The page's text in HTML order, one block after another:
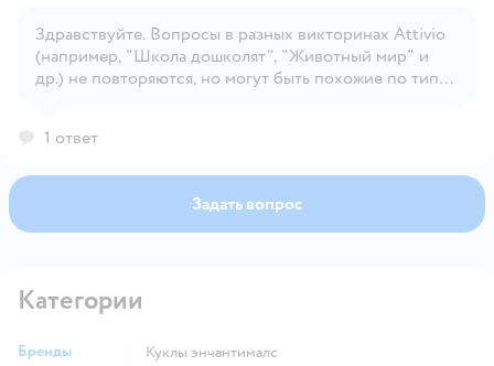
Открыть вопрос
Здравствуйте. Вопросы в разных викторинах Attivio
(например, "Школа дошколят", "Животный мир" и
др.) не повторяются, но могут быть похожие по типу
1 ответ
Задать вопрос
Категории
Бренды
Куклы энчантималс